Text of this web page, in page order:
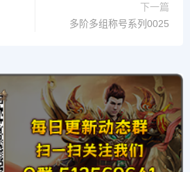
下一篇
多阶多组称号系列0025